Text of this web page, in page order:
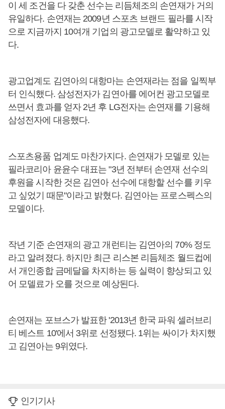
이 세 조건을 다 갖춘 선수는 리듬체조의 손연재가 거의
유일하다. 손연재는 2009년 스포츠 브랜드 필라를 시작
으로 지금까지 10여개 기업의 광고모델로 활약하고 있
다.
광고업계도 김연아의 대항마는 손연재라는 점을 일찍부
터 인식했다. 삼성전자가 김연아를 에어컨 광고모델로
쓰면서 효과를 얻자 2년 후 LG전자는 손연재를 기용해
삼성전자에 대응했다.
스포츠용품 업계도 마찬가지다. 손연재가 모델로 있는
필라코리아 윤윤수 대표는 "3년 전부터 손연재 선수의
후원을 시작한 것은 김연아 선수에 대항할 선수를 키우
고 싶었기 때문"이라고 밝혔다. 김연아는 프로스펙스의
모델이다.
작년 기준 손연재의 광고 개런티는 김연아의 70% 정도
라고 알려졌다. 하지만 최근 리스본 리듬체조 월드컵에
서 개인종합 금메달을 차지하는 등 실력이 향상되고 있
어 모델료가 오를 것으로 예상된다.
손연재는 포브스가 발표한 '2013년 한국 파워 셀러브리
티 베스트 10'에서 3위로 선정됐다. 1위는 싸이가 차지했
고 김연아는 9위였다.
인기기사